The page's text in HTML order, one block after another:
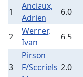
1
Anciaux,
Adrien
6.0
2
Werner,
Ivan
6.5
3
Pirson
F/Scoriels 2.0